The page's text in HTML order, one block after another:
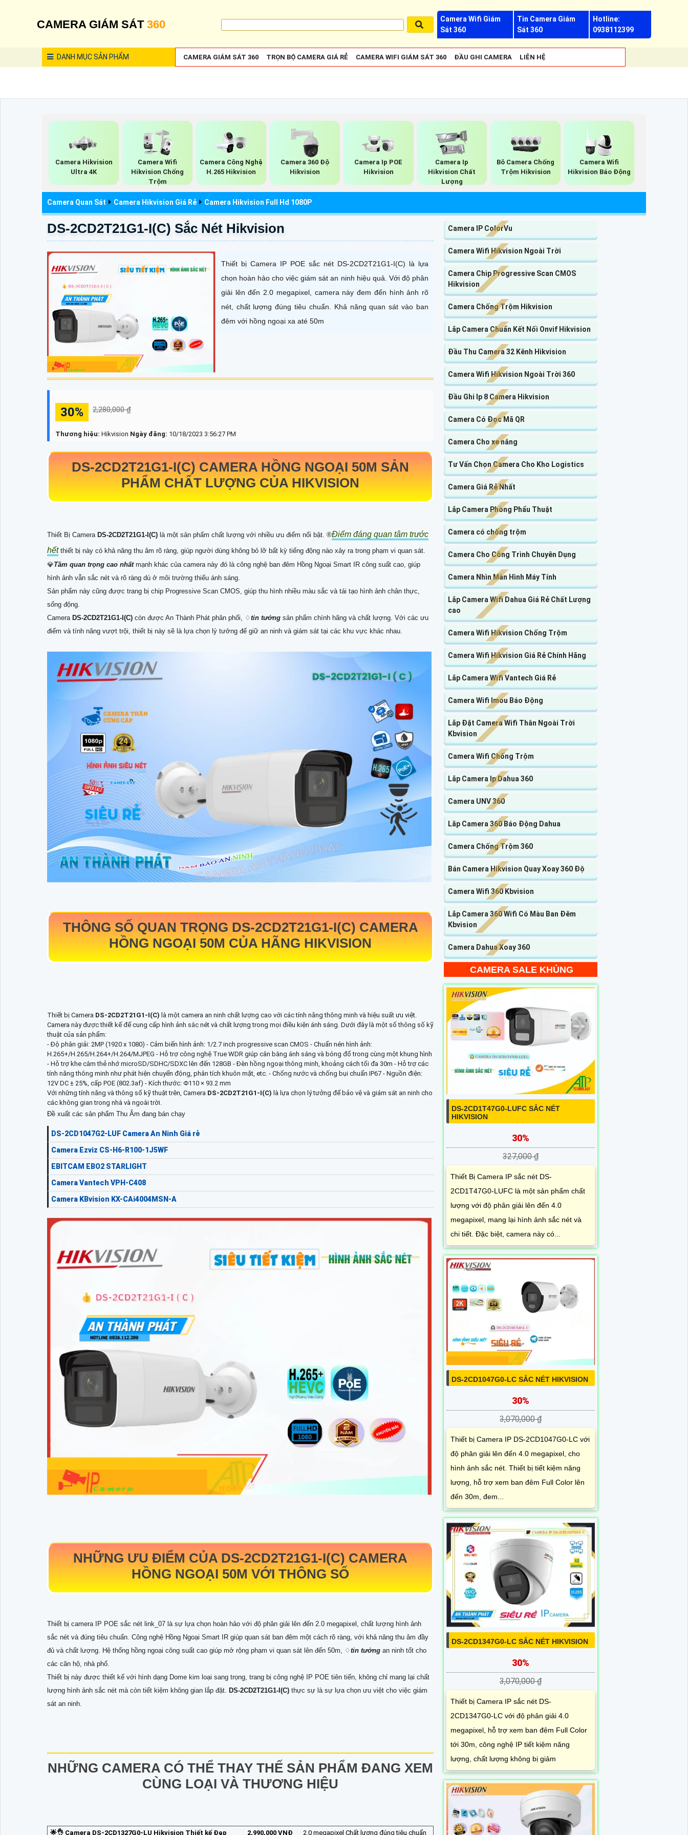
CAMERA GIÁM SÁT 360
Camera Wifi Giám
Sát 360
Tin Camera Giám
Sát 360
Hotline:
0938112399
DANH MỤCSẢN PHẨM CAMERA GIÁM SÁT 360 TRỌN BỘ CAMERA GIÁ RẺ CAMERA WIFI GIÁM SÁT 360 ĐẦU GHI CAMERA LIÊN HỆ
Camera Hikvision
Ultra 4K
Camera Wifi
Hikvision Chống
Trộm
Camera Công Nghệ
H.265 Hikvision
Camera 360 Độ
Hikvision
Camera Ip POE
Hikvision
Camera Ip
Hikvision Chất
Lượng
Bô Camera Chống
Trộm Hikvision
Camera Wifi
Hikvision Báo Động
Camera Quan Sát Camera Hikvision Giá Rẻ Camera Hikvision Full Hd 1080P
DS-2CD2T21G1-I(C) Sắc Nét Hikvision
Thiết bị Camera IP POE sắc nét DS-2CD2T21G1-I(C) là lựa
chọn hoàn hảo cho việc giám sát an ninh hiệu quả. Với độ phân
giải lên đến 2.0 megapixel, camera này đem đến hình ảnh rõ
nét, chất lượng đúng tiêu chuẩn. Khả năng quan sát vào ban
đêm với hồng ngoại xa até 50m
30% 2,280,000 ₫
Thương hiệu: Hikvision Ngày đăng: 10/18/2023 3:56:27 PM
DS-2CD2T21G1-I(C) CAMERA HỒNG NGOẠI 50M SẢN
PHẨM CHẤT LƯỢNG CỦA HIKVISION
Thiết Bị Camera DS-2CD2T21G1-I(C) là một sản phẩm chất lượng với nhiều ưu điểm nổi bật. ®️Điểm đáng quan tâm trước
hếtthiết bị này có khả năng thu âm rõ ràng, giúp người dùng không bỏ lỡ bất kỳ tiếng động nào xảy ra trong phạm vi quan sát.
💎Tầm quan trọng cao nhấtmạnh khác của camera này đó là công nghệ ban đêm Hồng Ngoại Smart IR công suất cao, giúp
hình ảnh vẫn sắc nét và rõ ràng dù ở môi trường thiếu ánh sáng.
Sản phẩm này cũng được trang bị chip Progressive Scan CMOS, giúp thu hình nhiều màu sắc và tái tạo hình ảnh chân thực,
sống động.
Camera DS-2CD2T21G1-I(C) còn được An Thành Phát phân phối, ♢tin tưởng sản phẩm chính hãng và chất lượng. Với các ưu
điểm và tính năng vượt trội, thiết bị này sẽ là lựa chọn lý tưởng để giữ an ninh và giám sát tại các khu vực khác nhau.
THÔNG SỐ QUAN TRỌNG DS-2CD2T21G1-I(C) CAMERA
HỒNG NGOẠI 50M CỦA HÃNG HIKVISION
Thiết bị Camera DS-2CD2T21G1-I(C) là một camera an ninh chất lượng cao với các tính năng thông minh và hiệu suất ưu việt.
Camera này được thiết kế để cung cấp hình ảnh sắc nét và chất lượng trong mọi điều kiện ánh sáng. Dưới đây là một số thông số kỹ
thuật của sản phẩm:
- Độ phân giải: 2MP (1920 x 1080) - Cảm biến hình ảnh: 1/2.7 inch progressive scan CMOS - Chuẩn nén hình ảnh:
H.265+/H.265/H.264+/H.264/MJPEG - Hỗ trợ công nghệ True WDR giúp cân bằng ánh sáng và bóng đổ trong cùng một khung hình
- Hỗ trợ khe cắm thẻ nhớ microSD/SDHC/SDXC lên đến 128GB - Đèn hồng ngoại thông minh, khoảng cách tối đa 30m - Hỗ trợ các
tính năng thông minh như phát hiện chuyển động, phân tích khuôn mặt, etc. - Chống nước và chống bụi chuẩn IP67 - Nguồn điện:
12V DC ± 25%, cấp POE (802.3af) - Kích thước: Φ110 × 93.2 mm
Với những tính năng và thông số kỹ thuật trên, Camera DS-2CD2T21G1-I(C) là lựa chọn lý tưởng để bảo vệ và giám sát an ninh cho
các không gian trong nhà và ngoài trời.
Đề xuất các sản phẩm Thu Âm đang bán chạy
DS-2CD1047G2-LUF Camera An Ninh Giá rẻ
Camera Ezviz CS-H6-R100-1J5WF
EBITCAM EBO2 STARLIGHT
Camera Vantech VPH-C408
Camera KBvision KX-CAi4004MSN-A
NHỮNG ƯU ĐIỂM CỦA DS-2CD2T21G1-I(C) CAMERA
HỒNG NGOẠI 50M VỚI THÔNG SỐ
Thiết bị camera IP POE sắc nét link_07 là sự lựa chọn hoàn hảo với độ phân giải lên đến 2.0 megapixel, chất lượng hình ảnh
sắc nét và đúng tiêu chuẩn. Công nghệ Hồng Ngoại Smart IR giúp quan sát ban đêm một cách rõ ràng, với khả năng thu âm đầy
đủ và chất lượng. Hệ thống hồng ngoại công suất cao giúp mở rộng phạm vi quan sát lên đến 50m, ♢tin tưởng an ninh tốt cho
các căn hộ, nhà phố.
Thiết bị này được thiết kế với hình dạng Dome kim loại sang trọng, trang bị công nghệ IP POE tiên tiến, không chỉ mang lại chất
lượng hình ảnh sắc nét mà còn tiết kiệm không gian lắp đặt. DS-2CD2T21G1-I(C) thực sự là sự lựa chọn ưu việt cho việc giám
sát an ninh.
NHỮNG CAMERA CÓ THỂ THAY THẾ SẢN PHẨM ĐANG XEM
CÙNG LOẠI VÀ THƯƠNG HIỆU
🌟👌 Camera DS-2CD1327G0-LU Hikvision Thiết kế Đẹp 2,990,000 VNĐ 2.0 megapixel Chất lượng đúng tiêu chuẩn
Camera IP ColorVu
Camera Wifi Hikvision Ngoài Trời
Camera Chip Progressive Scan CMOS
Hikvision
Camera Chống Trộm Hikvision
Lắp Camera Chuẩn Kết Nối Onvif Hikvision
Đầu Thu Camera 32 Kênh Hikvision
Camera Wifi Hikvision Ngoài Trời 360
Đầu Ghi Ip 8 Camera Hikvision
Camera Có Đọc Mã QR
Camera Cho xe nâng
Tư Vấn Chọn Camera Cho Kho Logistics
Camera Giá Rẻ Nhất
Lắp Camera Phòng Phẩu Thuật
Camera có chống trộm
Camera Cho Công Trình Chuyên Dụng
Camera Nhìn Màn Hình Máy Tính
Lắp Camera Wifi Dahua Giá Rẻ Chất Lượng
cao
Camera Wifi Hikvision Chống Trộm
Camera Wifi Hikvision Giá Rẻ Chính Hãng
Lắp Camera Wifi Vantech Giá Rẻ
Camera Wifi Imou Báo Động
Lắp Đặt Camera Wifi Thân Ngoài Trời
Kbvision
Camera Wifi Chống Trộm
Lắp Camera Ip Dahua 360
Camera UNV 360
Lăp Camera 360 Báo Động Dahua
Camera Chống Trộm 360
Bán Camera Hikvision Quay Xoay 360 Độ
Camera Wifi 360 Kbvision
Lắp Camera 360 Wifi Có Màu Ban Đêm
Kbvision
Camera Dahua Xoay 360
CAMERA SALE KHỦNG
DS-2CD1T47G0-LUFC SẮC NÉT
HIKVISION
30%
327,000 ₫
Thiết Bị Camera IP sắc nét DS-
2CD1T47G0-LUFC là một sản phẩm chất
lượng với độ phân giải lên đến 4.0
megapixel, mang lại hình ảnh sắc nét và
chi tiết. Đặc biệt, camera này có...
DS-2CD1047G0-LC SẮC NÉT HIKVISION
30%
3,070,000 ₫
Thiết bị Camera IP DS-2CD1047G0-LC với
độ phân giải lên đến 4.0 megapixel, cho
hình ảnh sắc nét. Thiết bị tiết kiệm năng
lượng, hỗ trợ xem ban đêm Full Color lên
đến 30m, đem...
DS-2CD1347G0-LC SẮC NÉT HIKVISION
30%
3,070,000 ₫
Thiết bị Camera IP sắc nét DS-
2CD1347G0-LC với độ phân giải 4.0
megapixel, hỗ trợ xem ban đêm Full Color
tới 30m, công nghệ IP tiết kiệm năng
lượng, chất lượng không bị giảm